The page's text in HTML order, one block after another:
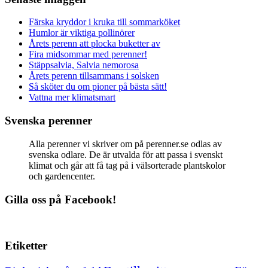
Färska kryddor i kruka till sommarköket
Humlor är viktiga pollinörer
Årets perenn att plocka buketter av
Fira midsommar med perenner!
Stäppsalvia, Salvia nemorosa
Årets perenn tillsammans i solsken
Så sköter du om pioner på bästa sätt!
Vattna mer klimatsmart
Svenska perenner
Alla perenner vi skriver om på perenner.se odlas av
svenska odlare. De är utvalda för att passa i svenskt
klimat och går att få tag på i välsorterade plantskolor
och gardencenter.
Gilla oss på Facebook!
Etiketter